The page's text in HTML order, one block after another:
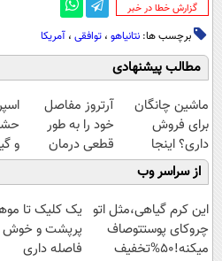
‌گزارش خطا در خبر
برچسب ها: نتانیاهو ، توافقی ، آمریکا
مطالب پیشنهادی
ماشین چانگان
برای فروش
داری؟ اینجا
سریع بفروشش
آرتروز مفاصل
خود را به طور
قطعی درمان
کنید!
◗پرسش‌نامه◖
و
از سراسر وب
این کرم گیاهی،مثل اتو
چروکای پوستتوصاف
میکنه!50%تخفیف
یک کلیک تا
پرپشت و خوش
فاصله داری